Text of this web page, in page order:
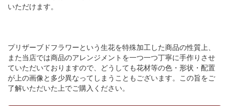
いただけます。
プリザーブドフラワーという生花を特殊加工した商品の性質上、
また当店では商品のアレンジメントを一つ一つ丁寧に手作りさせ
ていただいておりますので、どうしても花材等の色・形状・配置
が上の画像と多少異なってしまうこともございます。この旨をご
了解いただいた上でご購入ください。